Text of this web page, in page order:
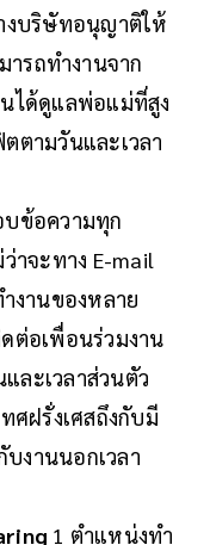
งบริษัทอนุญาติให้
รถทำงานจาก
ได้ดูแลพ่อแม่ที่สูง
ตามวันและเวลา
ข้อความทุก
าจะทาง E-mail
งานของหลาย
ต่อเพื่อนร่วมงาน
และเวลาส่วนตัว
ศฝรั่งเศสถึงกับมี
งานนอกเวลา
1 ตำแหน่งทำ